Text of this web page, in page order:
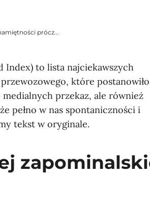
prócz...
Index) to lista najciekawszych
które postanowiło
przekaz, ale również
pełno w nas spontaniczności i
tekst w oryginale.